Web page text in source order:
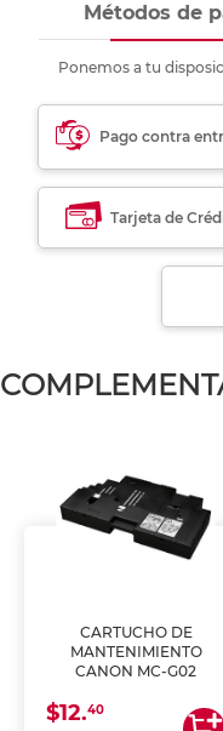
Métodos de
Ponemos a tu
Pago contra
Tarjeta de
CARTUCHO DE
MANTENIMIENTO
CANON MC-G02
$12.40